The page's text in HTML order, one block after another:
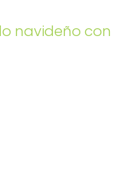
navideño con